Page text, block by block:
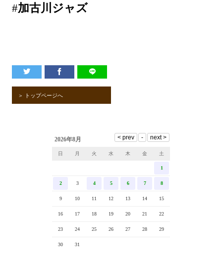
#加古川ジャズ
＞ トップページへ
2026年8月
日 月 火 水 木 金 土
1
2 3 4 5 6 7 8
9 10 11 12 13 14 15
16 17 18 19 20 21 22
23 24 25 26 27 28 29
30 31